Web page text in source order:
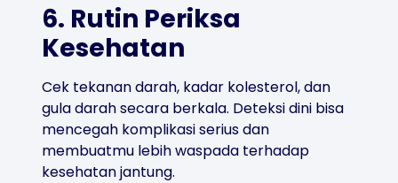
6. Rutin Periksa
Kesehatan
Cek tekanan darah, kadar kolesterol, dan
gula darah secara berkala. Deteksi dini bisa
mencegah komplikasi serius dan
membuatmu lebih waspada terhadap
kesehatan jantung.